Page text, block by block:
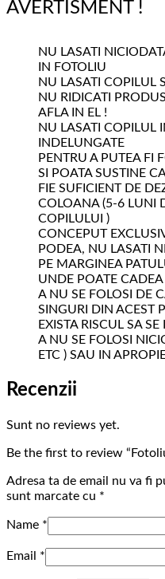
AVERTISMENT !
NU LASATI
IN FOTOLIU
NU LASATI COPILUL
NU RIDICATI
AFLA IN EL !
NU LASATI COPILUL
INDELUNGATE
PENTRU A PUTEA FI
SI POATA SUSTINE
FIE SUFICIENT DE
COLOANA (5-6 LUNI
COPILULUI )
CONCEPUT
PODEA, NU LASATI
PE MARGINEA
UNDE POATE CADEA
A NU SE FOLOSI DE
SINGURI DIN ACEST
EXISTA RISCUL SA
A NU SE FOLOSI
ETC ) SAU IN
Recenzii
Sunt no reviews yet.
Be the first to review
Adresa ta de email nu va fi
sunt marcate cu *
Name *
Email *